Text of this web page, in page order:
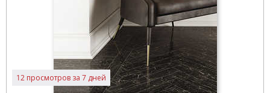
12 просмотров за 7 дней